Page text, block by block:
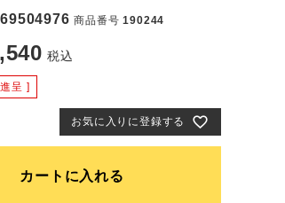
商品番号 190244
税込
呈 ]
お気に入りに登録する
カートに入れる